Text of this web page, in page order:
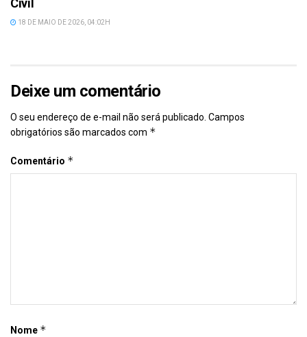
Civil
18 DE MAIO DE 2026, 04:02H
Deixe um comentário
O seu endereço de e-mail não será publicado. Campos
obrigatórios são marcados com *
Comentário *
Nome *